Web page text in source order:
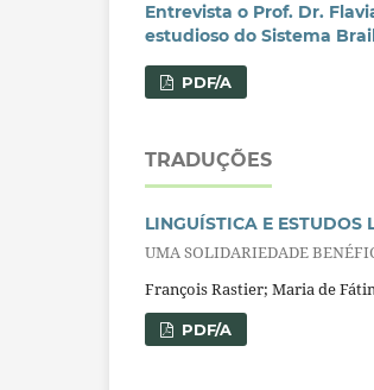
Entrevista o Prof. Dr.
estudioso do Sistema
PDF/A
TRADUÇÕES
LINGUÍSTICA E ESTUDOS
UMA SOLIDARIEDADE
François Rastier; Maria de
PDF/A